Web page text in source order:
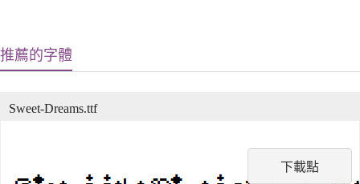
推薦的字體
下載點
Sweet-Dreams.ttf